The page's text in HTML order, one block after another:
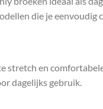
die je eenvoudig
stretch en
dagelijks gebruik.